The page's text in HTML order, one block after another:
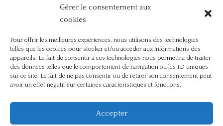
Gérer le consentement aux
cookies
Pour offrir les meilleures expériences, nous utilisons des technologies
telles que les cookies pour stocker et/ou accéder aux informations des
appareils. Le fait de consentir à ces technologies nous permettra de traiter
des données telles que le comportement de navigation ou les ID uniques
sur ce site. Le fait de ne pas consentir ou de retirer son consentement peut
avoir un effet négatif sur certaines caractéristiques et fonctions.
Accepter
(168)
La guerre, la Résistance et la Déportation
Non classé(42)
Partis politiques, intelligentsia, médias(750)
Présentation(4)
Références(57)